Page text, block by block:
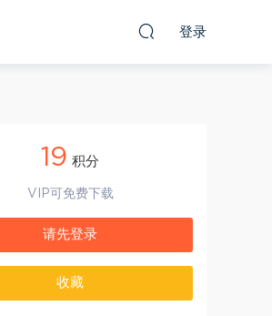
登录
19 积分
VIP可免费下载
请先登录
收藏